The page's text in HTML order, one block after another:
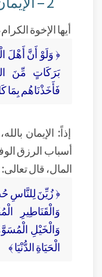
أيها الإخوة
﴿ وَلَوْ أَنَّ أَهْلَ
بَرَكَاتٍ مِّنَ
فَأَخَذْنَاهُم بِمَا
إذاً: الإيمان
أسباب الرزق
المال، قال تعالى:
﴿ زُيِّنَ لِلنَّاسِ
وَالْقَنَاطِيرِ
وَالْخَيْلِ
الْحَيَاةِ الدُّنْيَا ﴾